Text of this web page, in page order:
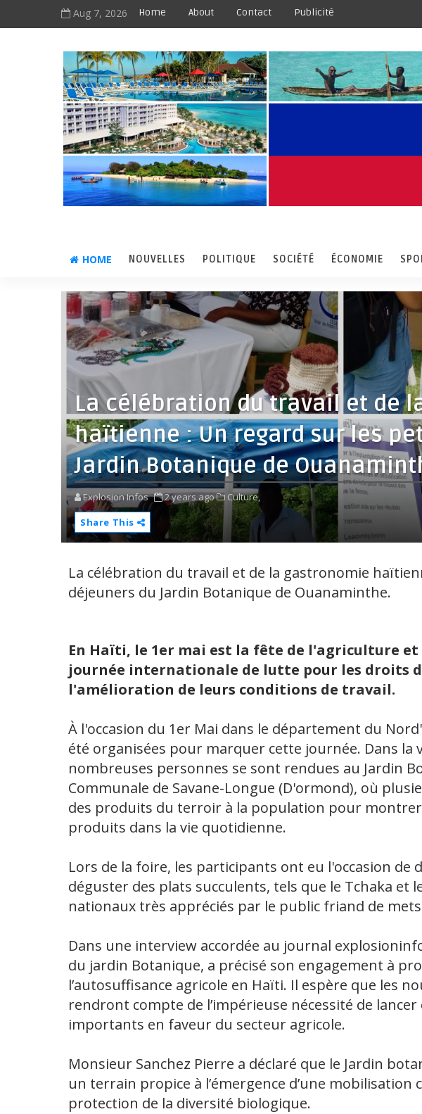
Aug 7, 2026 Home About Contact Publicité
HOME NOUVELLES POLITIQUE SOCIÉTÉ ÉCONOMIE
La célébration du travail et de
haïtienne : Un regard sur les
Jardin Botanique de
Explosion Infos 2 years ago
Culture,
Share This
La célébration du travail et de la gastronomie
déjeuners du Jardin Botanique de Ouanaminthe.
En Haïti, le 1er mai est la fête de l'agriculture
journée internationale de lutte pour les droits
l'amélioration de leurs conditions de travail.
À l'occasion du 1er Mai dans le département du
été organisées pour marquer cette journée. Dans la
nombreuses personnes se sont rendues au Jardin
Communale de Savane-Longue (D'ormond), où
des produits du terroir à la population pour
produits dans la vie quotidienne.
Lors de la foire, les participants ont eu l'occasion de
déguster des plats succulents, tels que le Tchaka et
nationaux très appréciés par le public friand de
Dans une interview accordée au journal
du jardin Botanique, a précisé son engagement à
l’autosuffisance agricole en Haïti. Il espère que les
rendront compte de l’impérieuse nécessité de
importants en faveur du secteur agricole.
Monsieur Sanchez Pierre a déclaré que le Jardin
un terrain propice à l’émergence d’une mobilisation
protection de la diversité biologique.